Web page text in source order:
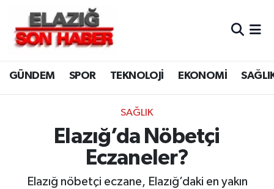
GÜNDEM SPOR TEKNOLOJİ EKONOMİ
SAĞLIK
Elazığ’da Nöbetçi
Eczaneler?
Elazığ nöbetçi eczane, Elazığ’daki en yakın
CANLI YAYIN
ASAYİŞ
BİLİM VE TEKNOLOJİ
DÜNYA
Merkez Hava Durumu
Merkez Trafik Yoğunluk Haritası
Süper Lig Puan Durumu ve Fikstür
Tüm Manşetler